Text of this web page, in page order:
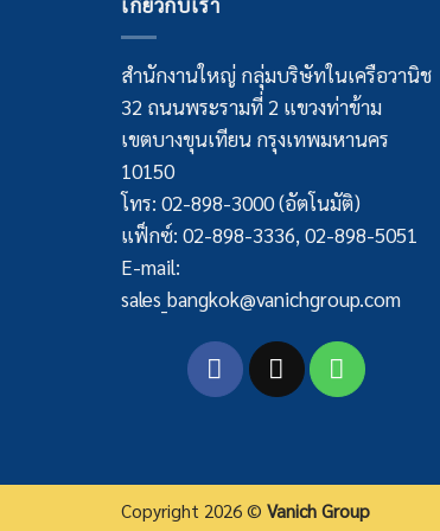
สำนักงานใหญ่ กลุ่มบริษัทในเครือวานิช
32 ถนนพระรามที่ 2 แขวงท่าข้าม
เขตบางขุนเทียน กรุงเทพมหานคร
10150
โทร: 02-898-3000 (อัตโนมัติ)
แฟ็กซ์: 02-898-3336, 02-898-5051
E-mail:
sales_bangkok@vanichgroup.com
Copyright 2026 © Vanich Group